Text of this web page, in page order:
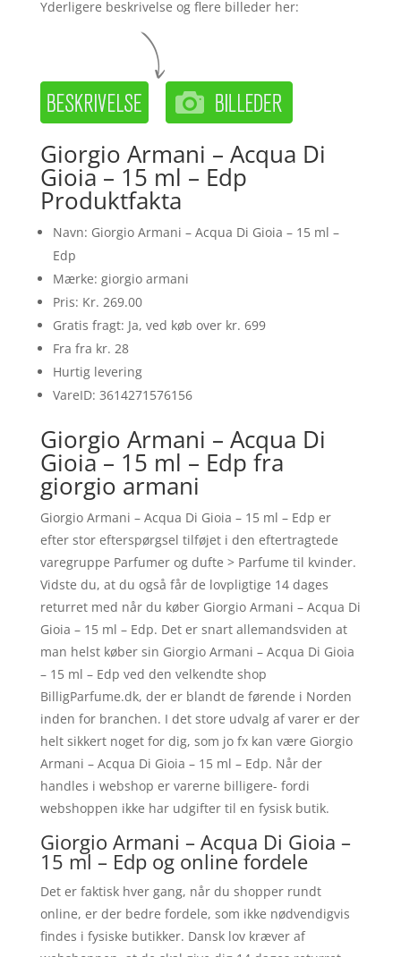
Yderligere beskrivelse og flere billeder her:
Giorgio Armani – Acqua Di
Gioia – 15 ml – Edp
Produktfakta
Navn: Giorgio Armani – Acqua Di Gioia – 15 ml –
Edp
Mærke: giorgio armani
Pris: Kr. 269.00
Gratis fragt: Ja, ved køb over kr. 699
Fra fra kr. 28
Hurtig levering
VareID: 3614271576156
Giorgio Armani – Acqua Di
Gioia – 15 ml – Edp fra
giorgio armani
Giorgio Armani – Acqua Di Gioia – 15 ml – Edp er
efter stor efterspørgsel tilføjet i den eftertragtede
varegruppe Parfumer og dufte > Parfume til kvinder.
Vidste du, at du også får de lovpligtige 14 dages
returret med når du køber Giorgio Armani – Acqua Di
Gioia – 15 ml – Edp. Det er snart allemandsviden at
man helst køber sin Giorgio Armani – Acqua Di Gioia
– 15 ml – Edp ved den velkendte shop
BilligParfume.dk, der er blandt de førende i Norden
inden for branchen. I det store udvalg af varer er der
helt sikkert noget for dig, som jo fx kan være Giorgio
Armani – Acqua Di Gioia – 15 ml – Edp. Når der
handles i webshop er varerne billigere- fordi
webshoppen ikke har udgifter til en fysisk butik.
Giorgio Armani – Acqua Di Gioia –
15 ml – Edp og online fordele
Det er faktisk hver gang, når du shopper rundt
online, er der bedre fordele, som ikke nødvendigvis
findes i fysiske butikker. Dansk lov kræver af